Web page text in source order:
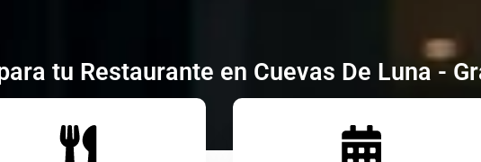
tu Restaurante en Cuevas De Luna -